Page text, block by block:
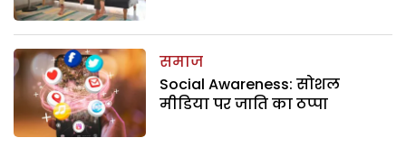
समाज
Social Awareness: सोशल
मीडिया पर जाति का ठप्पा